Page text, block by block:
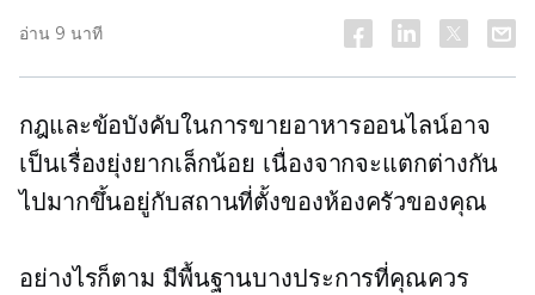
อ่าน 9 นาที
กฎและข้อบังคับในการขายอาหารออนไลน์อาจ
เป็นเรื่องยุ่งยากเล็กน้อย เนื่องจากจะแตกต่างกัน
ไปมากขึ้นอยู่กับสถานที่ตั้งของห้องครัวของคุณ
อย่างไรก็ตาม มีพื้นฐานบางประการที่คุณควร